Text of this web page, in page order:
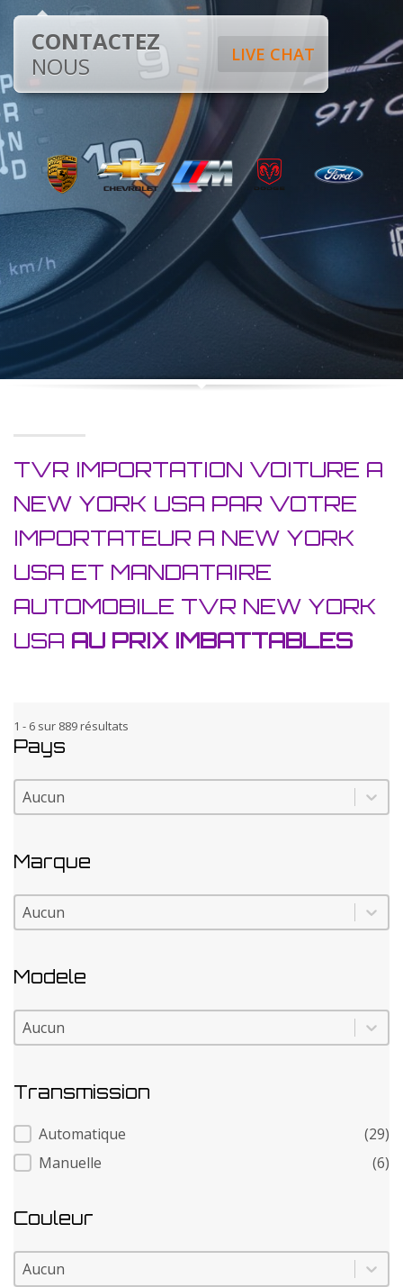
LIVE CHAT
CONTACTEZ
NOUS
TVR IMPORTATION VOITURE A
NEW YORK USA PAR VOTRE
IMPORTATEUR A NEW YORK
USA ET MANDATAIRE
AUTOMOBILE TVR NEW YORK
USA AU PRIX IMBATTABLES
1 - 6 sur 889 résultats
Pays
Pays
Pays
Marque
Marque
Marque
Modele
Modele
Modele
Transmission
Transmission
Automatique
(29)
Manuelle
(6)
Couleur
Couleur
Couleur